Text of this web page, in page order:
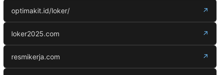
optimakit.id/loker/ ↗
loker2025.com ↗
resmikerja.com ↗